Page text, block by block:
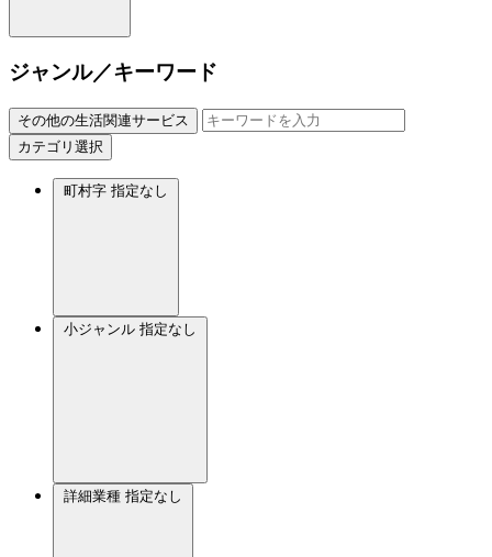
ジャンル／キーワード
その他の生活関連サービス
カテゴリ選択
町村字 指定なし
小ジャンル 指定なし
詳細業種 指定なし